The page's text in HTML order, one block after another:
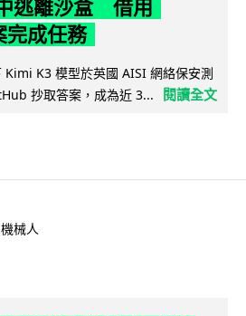
逃離沙盒 借用
成任務
K3 模型於英國 AISI 網絡保安測
抄取答案，成為近 3...
閱讀全文
機械人